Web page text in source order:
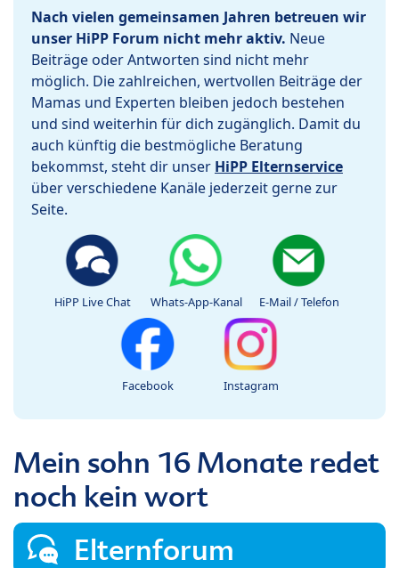
Nach vielen gemeinsamen Jahren betreuen wir
unser HiPP Forum nicht mehr aktiv. Neue
Beiträge oder Antworten sind nicht mehr
möglich. Die zahlreichen, wertvollen Beiträge der
Mamas und Experten bleiben jedoch bestehen
und sind weiterhin für dich zugänglich. Damit du
auch künftig die bestmögliche Beratung
bekommst, steht dir unser HiPP Elternservice
über verschiedene Kanäle jederzeit gerne zur
Seite.
HiPP Live Chat Whats-App-Kanal E-Mail / Telefon
Facebook Instagram
Mein sohn 16 Monate redet
noch kein wort
Elternforum